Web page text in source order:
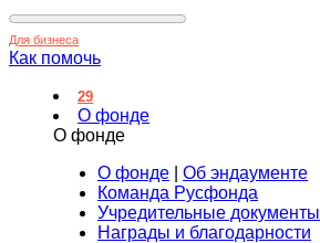
Для бизнеса
Как помочь
29
О фонде
О фонде
О фонде
Об эндаументе
Команда Русфонда
Учредительные документы
Награды и благодарности